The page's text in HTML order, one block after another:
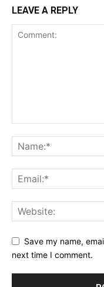
LEAVE A REPLY
Save my name,
next time I comment.